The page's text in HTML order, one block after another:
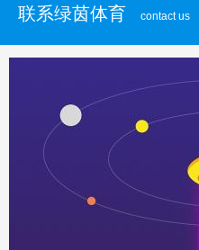
联系绿茵体育 contact us